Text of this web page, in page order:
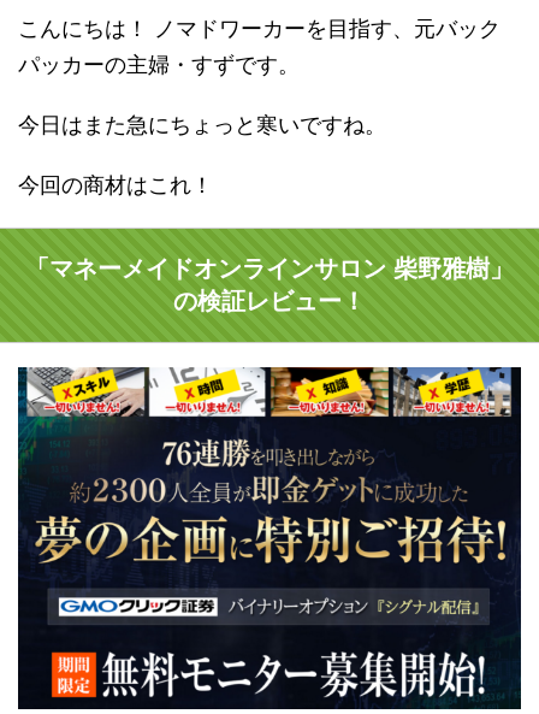
こんにちは！ ノマドワーカーを目指す、元バック
パッカーの主婦・すずです。
今日はまた急にちょっと寒いですね。
今回の商材はこれ！
「マネーメイドオンラインサロン 柴野雅樹」
の検証レビュー！